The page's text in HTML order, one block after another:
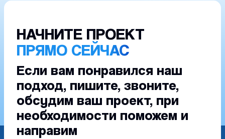
НАЧНИТЕ ПРОЕКТ
ПРЯМО СЕЙЧАС
Если вам понравился наш
подход, пишите, звоните,
обсудим ваш проект, при
необходимости поможем и
направим